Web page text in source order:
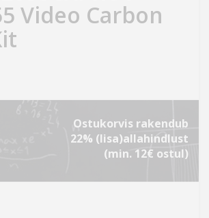
Video Carbon
Ostukorvis rakendub
22% (lisa)allahindlust
(min. 12€ ostul)